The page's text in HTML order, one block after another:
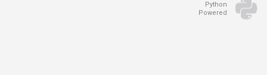
Python
Powered